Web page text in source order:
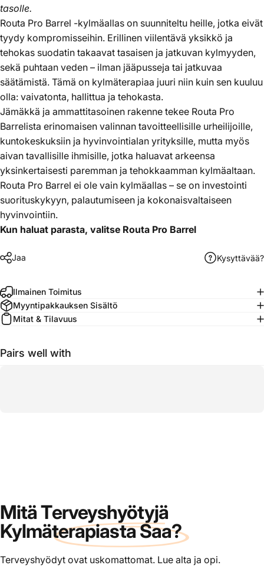
tasolle.
Routa Pro Barrel -kylmäallas on suunniteltu heille, jotka eivät
tyydy kompromisseihin. Erillinen viilentävä yksikkö ja
tehokas suodatin takaavat tasaisen ja jatkuvan kylmyyden,
sekä puhtaan veden – ilman jääpusseja tai jatkuvaa
säätämistä. Tämä on kylmäterapiaa juuri niin kuin sen kuuluu
olla: vaivatonta, hallittua ja tehokasta.
Jämäkkä ja ammattitasoinen rakenne tekee Routa Pro
Barrelista erinomaisen valinnan tavoitteellisille urheilijoille,
kuntokeskuksiin ja hyvinvointialan yrityksille, mutta myös
aivan tavallisille ihmisille, jotka haluavat arkeensa
yksinkertaisesti paremman ja tehokkaamman kylmäaltaan.
Routa Pro Barrel ei ole vain kylmäallas – se on investointi
suorituskykyyn, palautumiseen ja kokonaisvaltaiseen
hyvinvointiin.
Kun haluat parasta, valitse Routa Pro Barrel
Jaa Kysyttävää?
Ilmainen Toimitus
Myyntipakkauksen Sisältö
Mitat & Tilavuus
Pairs well with
Mitä Terveyshyötyjä
Kylmäterapiasta Saa?
Terveyshyödyt ovat uskomattomat. Lue alta ja opi.